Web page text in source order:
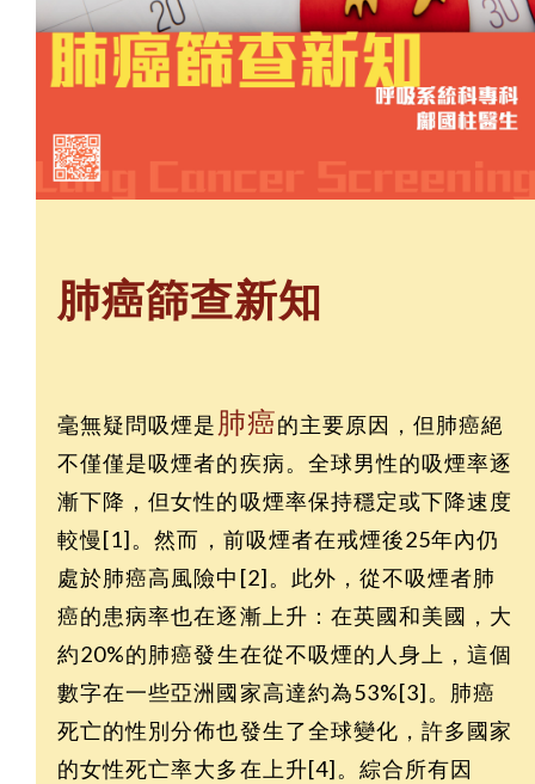
肺癌篩查新知
毫無疑問吸煙是 肺癌的主要原因，但肺癌絕
不僅僅是吸煙者的疾病。全球男性的吸煙率逐
漸下降，但女性的吸煙率保持穩定或下降速度
較慢[1]。然而，前吸煙者在戒煙後25年內仍
處於肺癌高風險中[2]。此外，從不吸煙者肺
癌的患病率也在逐漸上升：在英國和美國，大
約20%的肺癌發生在從不吸煙的人身上，這個
數字在一些亞洲國家高達約為53%[3]。肺癌
死亡的性別分佈也發生了全球變化，許多國家
的女性死亡率大多在上升[4]。綜合所有因